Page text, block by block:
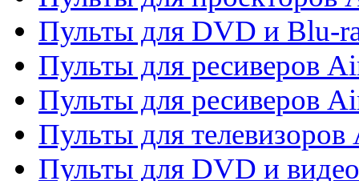
Пульты для DVD и Blu-
Пульты для ресиверов
Пульты для ресиверов
Пульты для телевизоров
Пульты для DVD и